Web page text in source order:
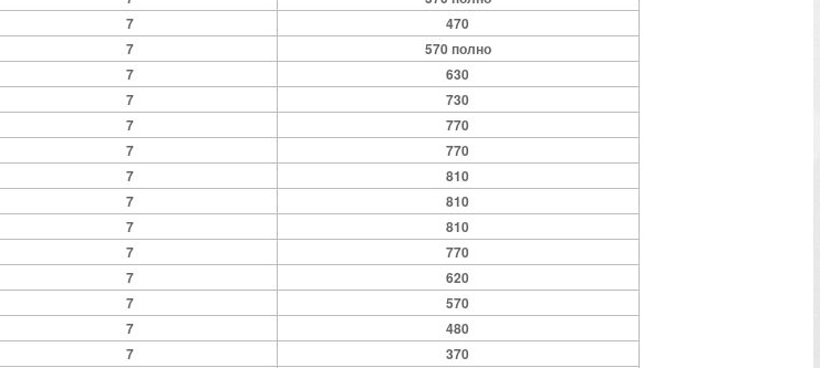
7
470
7
570 полно
7
630
7
730
7
770
7
770
7
810
7
810
7
810
7
770
7
620
7
570
7
480
7
370